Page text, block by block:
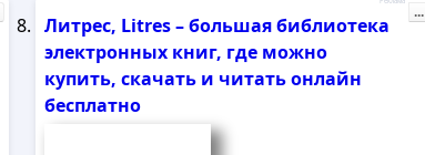
Литрес, Litres – большая библиотека
электронных книг, где можно
купить, скачать и читать онлайн
бесплатно
...